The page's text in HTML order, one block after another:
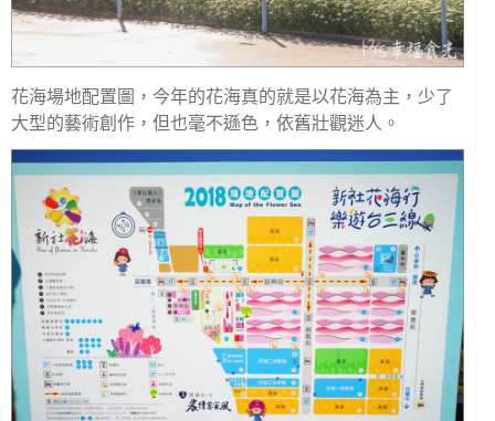
花海場地配置圖，今年的花海真的就是以花海為主，少了
大型的藝術創作，但也毫不遜色，依舊壯觀迷人。